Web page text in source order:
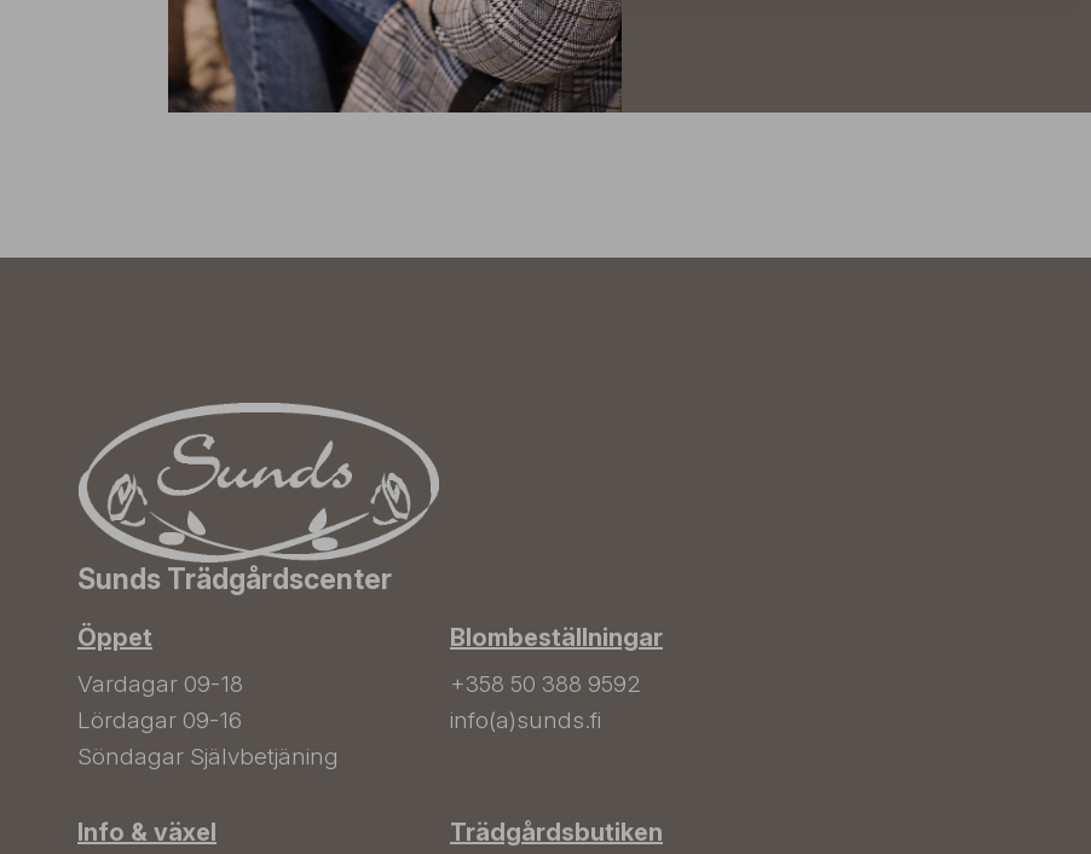
Sunds Trädgårdscenter
Öppet
Vardagar 09-18
Lördagar 09-16
Söndagar Självbetjäning
Info & växel
Blombeställningar
+358 50 388 9592
info(a)sunds.fi
Trädgårdsbutiken